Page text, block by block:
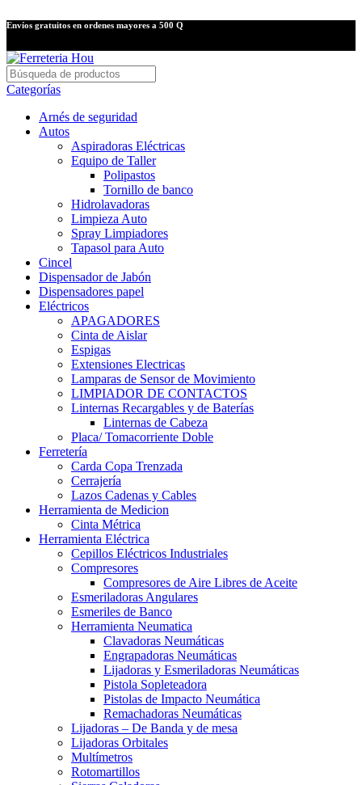
Envíos gratuitos en ordenes mayores a 500 Q
Categorías
Arnés de seguridad
Autos
Aspiradoras Eléctricas
Equipo de Taller
Polipastos
Tornillo de banco
Hidrolavadoras
Limpieza Auto
Spray Limpiadores
Tapasol para Auto
Cincel
Dispensador de Jabón
Dispensadores papel
Eléctricos
APAGADORES
Cinta de Aislar
Espigas
Extensiones Electricas
Lamparas de Sensor de Movimiento
LIMPIADOR DE CONTACTOS
Linternas Recargables y de Baterías
Linternas de Cabeza
Placa/ Tomacorriente Doble
Ferretería
Carda Copa Trenzada
Cerrajería
Lazos Cadenas y Cables
Herramienta de Medicion
Cinta Métrica
Herramienta Eléctrica
Cepillos Eléctricos Industriales
Compresores
Compresores de Aire Libres de Aceite
Esmeriladoras Angulares
Esmeriles de Banco
Herramienta Neumatica
Clavadoras Neumáticas
Engrapadoras Neumáticas
Lijadoras y Esmeriladoras Neumáticas
Pistola Sopleteadora
Pistolas de Impacto Neumática
Remachadoras Neumáticas
Lijadoras – De Banda y de mesa
Lijadoras Orbitales
Multímetros
Rotomartillos